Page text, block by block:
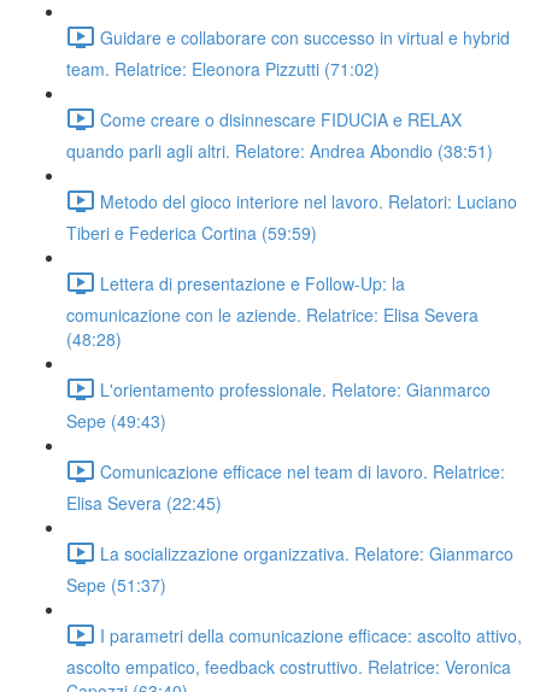
Guidare e collaborare con successo in virtual e hybrid
team. Relatrice: Eleonora Pizzutti (71:02)
Come creare o disinnescare FIDUCIA e RELAX
quando parli agli altri. Relatore: Andrea Abondio (38:51)
Metodo del gioco interiore nel lavoro. Relatori: Luciano
Tiberi e Federica Cortina (59:59)
Lettera di presentazione e Follow-Up: la
comunicazione con le aziende. Relatrice: Elisa Severa
(48:28)
L'orientamento professionale. Relatore: Gianmarco
Sepe (49:43)
Comunicazione efficace nel team di lavoro. Relatrice:
Elisa Severa (22:45)
La socializzazione organizzativa. Relatore: Gianmarco
Sepe (51:37)
I parametri della comunicazione efficace: ascolto attivo,
ascolto empatico, feedback costruttivo. Relatrice: Veronica